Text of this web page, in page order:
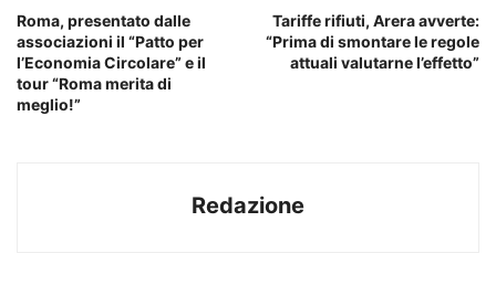
Roma, presentato dalle
associazioni il “Patto per
l’Economia Circolare” e il
tour “Roma merita di
meglio!”
Tariffe rifiuti, Arera avverte:
“Prima di smontare le regole
attuali valutarne l’effetto”
Redazione